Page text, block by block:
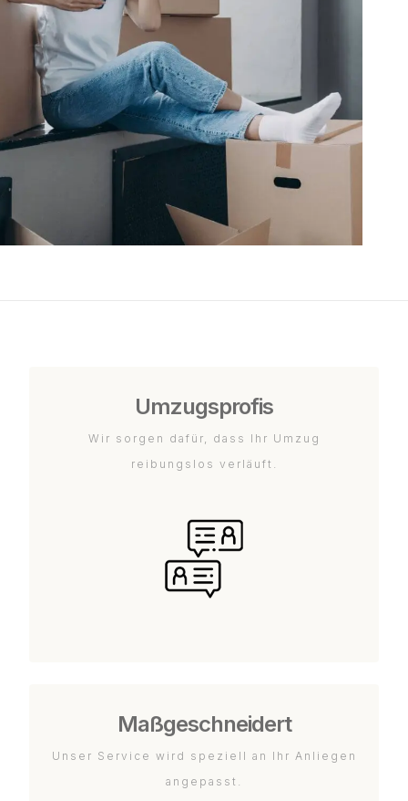
Umzugsprofis
Wir sorgen dafür, dass Ihr Umzug
reibungslos verläuft.
Maßgeschneidert
Unser Service wird speziell an Ihr Anliegen
angepasst.